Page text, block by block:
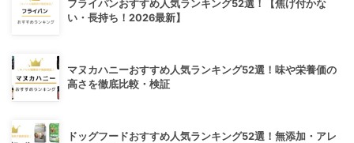
フライパンおすすめ人気ランキング52選！【焦げ付かな
い・長持ち！2026最新】
マヌカハニーおすすめ人気ランキング52選！味や栄養価の
高さを徹底比較・検証
ドッグフードおすすめ人気ランキング52選！無添加・アレ